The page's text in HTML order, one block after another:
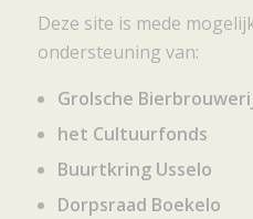
Deze site is mede
ondersteuning van:
Grolsche
het Cultuurfonds
Buurtkring Usselo
Dorpsraad Boekelo